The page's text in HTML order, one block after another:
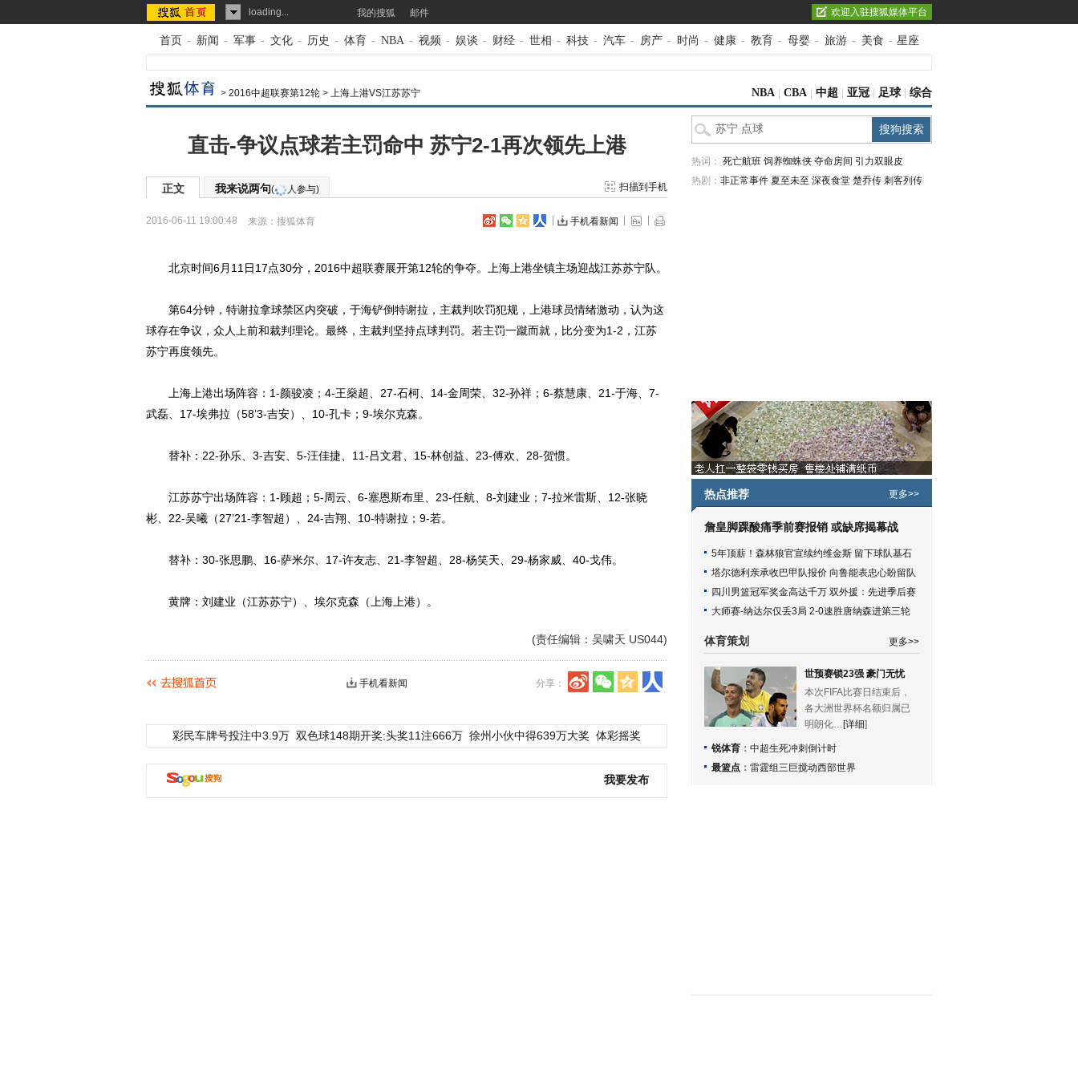
loading... 我的搜狐 邮件 欢迎入驻搜狐媒体平台
首页 - 新闻 - 军事 - 文化 - 历史 - 体育 - NBA - 视频 - 娱谈 - 财经 - 世相 - 科技 - 汽车 - 房产 - 时尚 - 健康 - 教育 - 母婴 - 旅游 - 美食 - 星座
> 2016中超联赛第12轮 > 上海上港VS江苏苏宁 NBA CBA 中超 亚冠 足球 综合
直击-争议点球若主罚命中 苏宁2-1再次领先上港
正文 我来说两句( 人参与) 扫描到手机
2016-06-11 19:00:48 来源： 搜狐体育 手机看新闻
北京时间6月11日17点30分，2016中超联赛展开第12轮的争夺。上海上港坐镇主场迎战江苏苏宁队。
第64分钟，特谢拉拿球禁区内突破，于海铲倒特谢拉，主裁判吹罚犯规，上港球员情绪激动，认为这
球存在争议，众人上前和裁判理论。最终，主裁判坚持点球判罚。若主罚一蹴而就，比分变为1-2，江苏
苏宁再度领先。
上海上港出场阵容：1-颜骏凌；4-王燊超、27-石柯、14-金周荣、32-孙祥；6-蔡慧康、21-于海、7-
武磊、17-埃弗拉（58’3-吉安）、10-孔卡；9-埃尔克森。
替补：22-孙乐、3-吉安、5-汪佳捷、11-吕文君、15-林创益、23-傅欢、28-贺惯。
江苏苏宁出场阵容：1-顾超；5-周云、6-塞恩斯布里、23-任航、8-刘建业；7-拉米雷斯、12-张晓
彬、22-吴曦（27’21-李智超）、24-吉翔、10-特谢拉；9-若。
替补：30-张思鹏、16-萨米尔、17-许友志、21-李智超、28-杨笑天、29-杨家威、40-戈伟。
黄牌：刘建业（江苏苏宁）、埃尔克森（上海上港）。
(责任编辑：吴啸天 US044)
分享：
手机看新闻
彩民车牌号投注中3.9万 双色球148期开奖:头奖11注666万 徐州小伙中得639万大奖 体彩摇奖
我要发布
热词： 死亡航班 饲养蜘蛛侠 夺命房间 引力双眼皮
热剧： 非正常事件 夏至未至 深夜食堂 楚乔传 刺客列传
热点推荐 更多>>
詹皇脚踝酸痛季前赛报销 或缺席揭幕战
5年顶薪！森林狼官宣续约维金斯 留下球队基石
塔尔德利亲承收巴甲队报价 向鲁能表忠心盼留队
四川男篮冠军奖金高达千万 双外援：先进季后赛
大师赛-纳达尔仅丢3局 2-0速胜唐纳森进第三轮
体育策划 更多>>
世预赛锁23强 豪门无忧
本次FIFA比赛日结束后，
各大洲世界杯名额归属已
明朗化… [详细]
锐体育 ： 中超生死冲刺倒计时
最篮点 ： 雷霆组三巨搅动西部世界